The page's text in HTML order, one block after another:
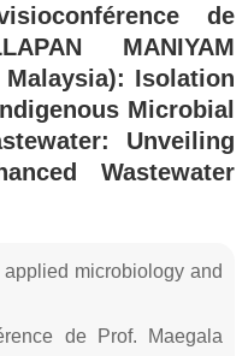
de
MANIYAM
Isolation
Microbial
Unveiling
Wastewater
microbiology and
de Prof. Maegala